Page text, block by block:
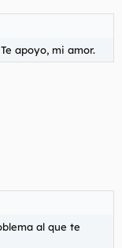
apoyo, mi amor.
al que te